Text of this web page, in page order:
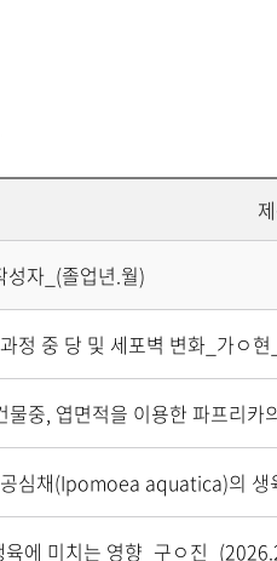
자_(졸업년.월)
정 중 당 및 세포벽 변화_가ㅇ
물중, 엽면적을 이용한 파프리
심채(Ipomoea aquatica)의 생
육에 미치는 영향_구ㅇ진